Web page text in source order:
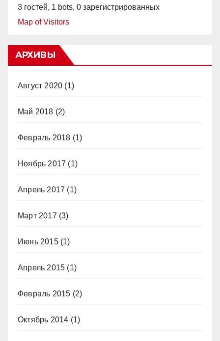
3 гостей, 1 bots, 0 зарегистрированных
Map of Visitors
АРХИВЫ
Август 2020 (1)
Май 2018 (2)
Февраль 2018 (1)
Ноябрь 2017 (1)
Апрель 2017 (1)
Март 2017 (3)
Июнь 2015(1)
Апрель 2015 (1)
Февраль 2015 (2)
Октябрь 2014 (1)